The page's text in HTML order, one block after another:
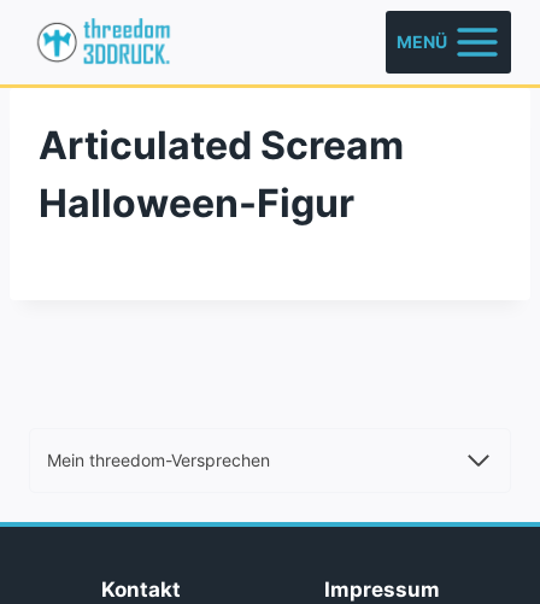
Inhalt
springen
MENÜ
Articulated Scream
Halloween-Figur
Mein threedom-Versprechen
Kontakt Impressum